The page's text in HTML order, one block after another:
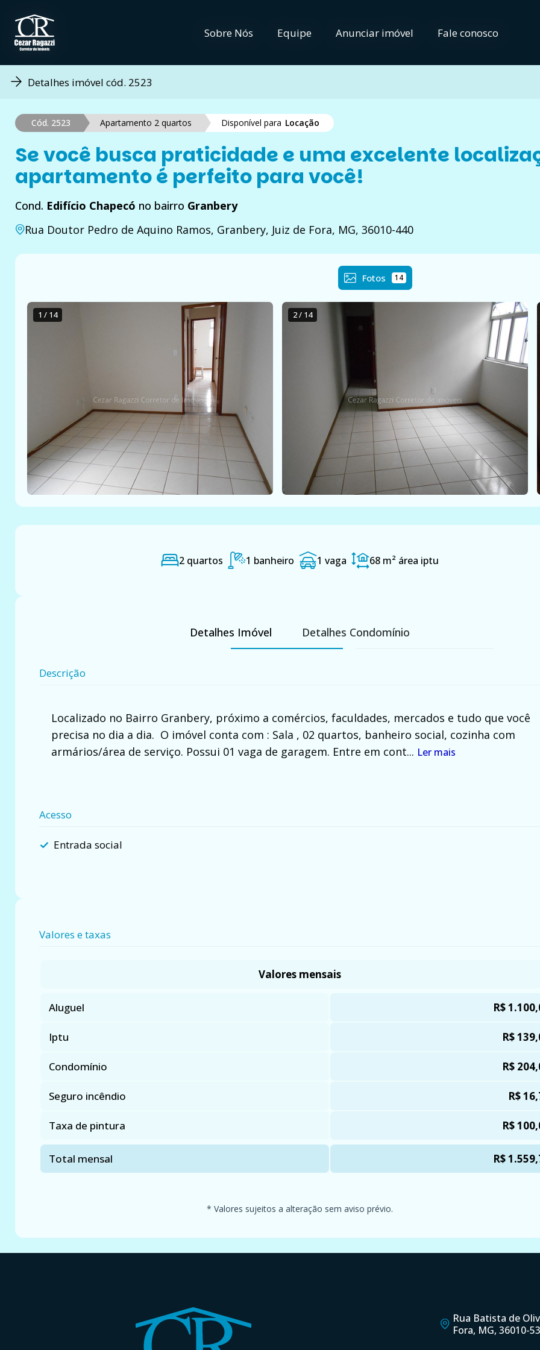
Sobre Nós Equipe Anunciar imóvel Fale conosco
Sobre Nós Equipe Anunciar imóvel Fale conosco
Detalhes imóvel cód. 2523
Cód. 2523 Apartamento 2 quartos Disponível para Locação
Se você busca praticidade e uma excelente
apartamento é perfeito para você!
Cond. Edifício Chapecó no bairro Granbery
Rua Doutor Pedro de Aquino Ramos, Granbery, Juiz de Fora, MG, 36010-440
Fotos 14
1 / 14 2 / 14
2 quartos 1 banheiro 1 vaga 68 m² área iptu
Detalhes Imóvel Detalhes Condomínio
Descrição
Localizado no Bairro Granbery, próximo a comércios, faculdades, mercados e tudo que você
precisa no dia a dia. O imóvel conta com : Sala , 02 quartos, banheiro social, cozinha com
armários/área de serviço. Possui 01 vaga de garagem. Entre em cont... Ler mais
Acesso
Entrada social
Valores e taxas
Valores mensais
Aluguel R$
Iptu R$
Condomínio R$
Seguro incêndio R$
Taxa de pintura R$
Total mensal R$
* Valores sujeitos a alteração sem aviso prévio.
Rua Batista de
Fora, MG, 36010-